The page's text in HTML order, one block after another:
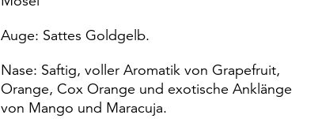
Auge: Sattes Goldgelb.
Nase: Saftig, voller Aromatik von Grapefruit,
Orange, Cox Orange und exotische Anklänge
von Mango und Maracuja.